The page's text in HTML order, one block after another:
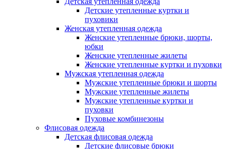
Детские утепленные куртки и
пуховики
Женская утепленная одежда
Женские утепленные брюки, шорты,
юбки
Женские утепленные жилеты
Женские утепленные куртки и пуховки
Мужская утепленная одежда
Мужские утепленные брюки и шорты
Мужские утепленные жилеты
Мужские утепленные куртки и
пуховки
Пуховые комбинезоны
Флисовая одежда
Детская флисовая одежда
Детские флисовые брюки